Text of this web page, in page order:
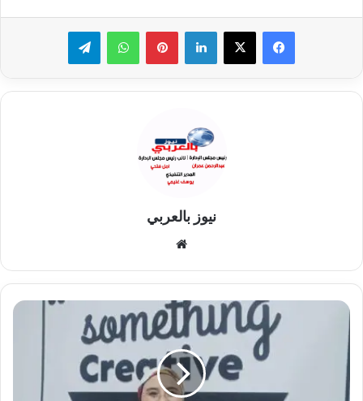
لينكدإن بينتيريستواتساب تيلقرام
نيوز بالعربي
حين
المحن
قلوباً
عظيمة..
حكاية